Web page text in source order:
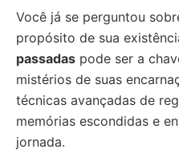
Você já se perguntou
propósito de sua
passadas pode ser a
mistérios de suas
técnicas avançadas de
memórias escondidas e
jornada.